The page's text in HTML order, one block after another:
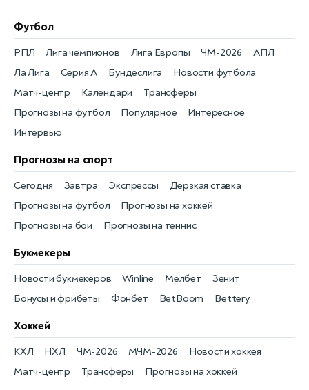
Футбол
Новости футбола
РПЛ
Матч-центр
Лига чемпионов
Календари
Лига Европы
Трансферы
ЧМ-2026
Прогнозы на футбол
АПЛ
Популярное
Ла Лига
Интересное
Серия А
Интервью
Бундеслига
Прогнозы на спорт
Прогнозы на футбол
Сегодня
Прогнозы на хоккей
Завтра
Прогнозы на бои
Экспрессы
Прогнозы на теннис
Дерзкая ставка
Букмекеры
Бонусы и фрибеты
Новости букмекеров
Фонбет
Winline
BetBoom
Мелбет
Bettery
Зенит
Хоккей
Новости хоккея
КХЛ
Матч-центр
НХЛ
Трансферы
ЧМ-2026
Прогнозы на хоккей
МЧМ-2026